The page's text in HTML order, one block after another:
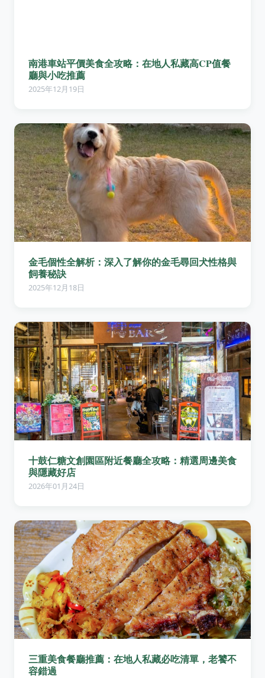
南港車站平價美食全攻略：在地人私藏高CP值餐
廳與小吃推薦
2025年12月19日
金毛個性全解析：深入了解你的金毛尋回犬性格與
飼養秘訣
2025年12月18日
十鼓仁糖文創園區附近餐廳全攻略：精選周邊美食
與隱藏好店
2026年01月24日
三重美食餐廳推薦：在地人私藏必吃清單，老饕不
容錯過